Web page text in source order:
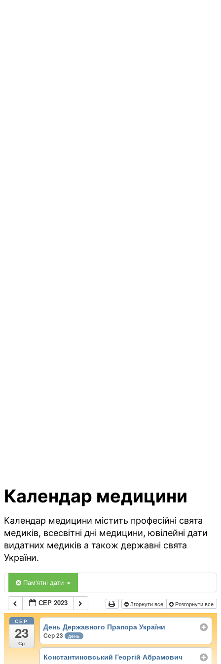
Календар медицини
Календар медицини містить професійні свята
медиків, всесвітні дні медицини, ювілейні дати
видатних медиків а також державні свята
України.
Пам'ятні дати
СЕР 2023 Згорнути все Розгорнути все
СЕР
23
Ср
День Державного Прапора України
Сер 23 день
Константиновський Георгій Абрамович